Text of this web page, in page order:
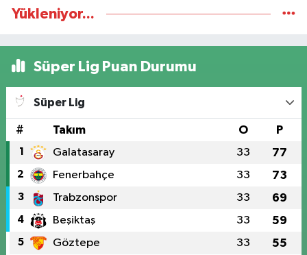
Yükleniyor...
Süper Lig Puan Durumu
Süper Lig
# Takım O P
1 Galatasaray 33 77
2 Fenerbahçe 33 73
3 Trabzonspor 33 69
4 Beşiktaş 33 59
5 Göztepe 33 55